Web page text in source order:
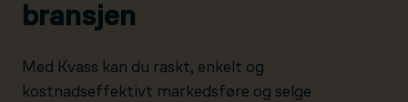
bransjen
Med Kvass kan du raskt, enkelt og
kostnadseffektivt markedsføre og selge